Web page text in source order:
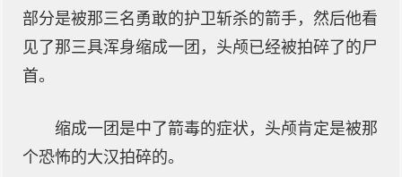
部分是被那三名勇敢的护卫斩杀的箭手，然后他看
见了那三具浑身缩成一团，头颅已经被拍碎了的尸
首。
缩成一团是中了箭毒的症状，头颅肯定是被那
个恐怖的大汉拍碎的。